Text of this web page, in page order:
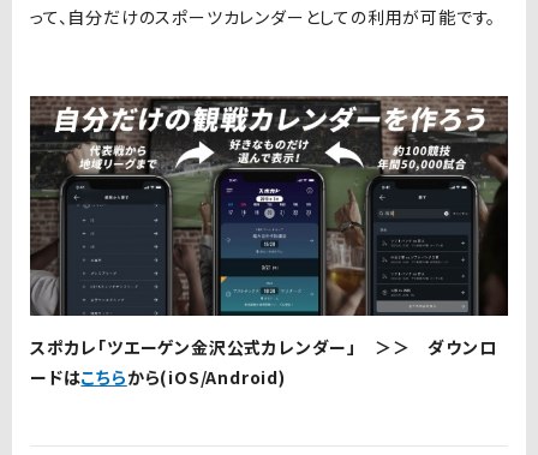
って、自分だけのスポーツカレンダーとしての利用が可能です。
スポカレ「ツエーゲン金沢公式カレンダー」 ＞＞ ダウンロ
ードはこちらから(iOS/Android)